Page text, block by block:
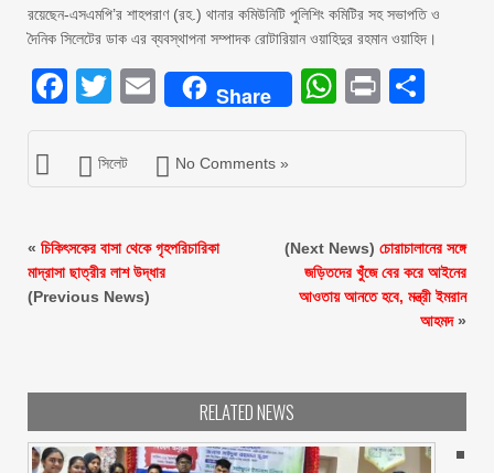
রয়েছেন-এসএমপি’র শাহপরাণ (রহ.) থানার কমিউনিটি পুলিশিং কমিটির সহ সভাপতি ও
দৈনিক সিলেটের ডাক এর ব্যবস্থাপনা সম্পাদক রোটারিয়ান ওয়াহিদুর রহমান ওয়াহিদ।
Facebook
Twitter
EmailShare Print
সিলেট No Comments »
« চিকিৎসকের বাসা থেকে গৃহপরিচারিকা
মাদ্রাসা ছাত্রীর লাশ উদ্ধার
(Previous News)
(Next News) চোরাচালানের সঙ্গে
জড়িতদের খুঁজে বের করে আইনের
আওতায় আনতে হবে, মন্ত্রী ইমরান
আহমদ»
RELATED NEWS